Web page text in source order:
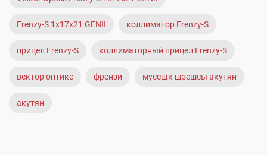
Frenzy-S 1x17x21 GENII коллиматор Frenzy-S
прицел Frenzy-S коллиматорный прицел Frenzy-S
вектор оптикс френзи мусещк щзешсы акутян
акутян